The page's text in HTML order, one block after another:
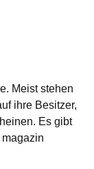
Meist stehen
ihre Besitzer,
Es gibt